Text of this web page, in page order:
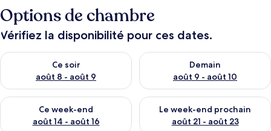
Options de chambre
Vérifiez la disponibilité pour ces dates.
Ce soir
août 8 - août 9
Vérifier la disponibilité pour ce soir août 8 - août 9
Demain
août 9 - août 10
Vérifier la disponibilité pour
Ce week-end
août 14 - août 16
Vérifier la disponibilité pour ce week-end août 14 - août 16
Le week-end prochain
août 21 - août 23
Vérifier la disponibilité pour